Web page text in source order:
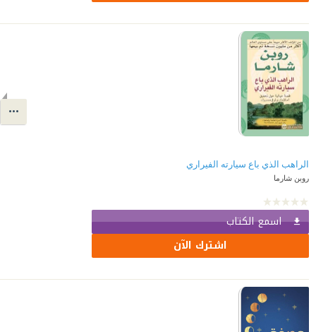
الراهب الذي باع سيارته الفيراري
روبن شارما
اسمع الكتاب
اشترك الآن